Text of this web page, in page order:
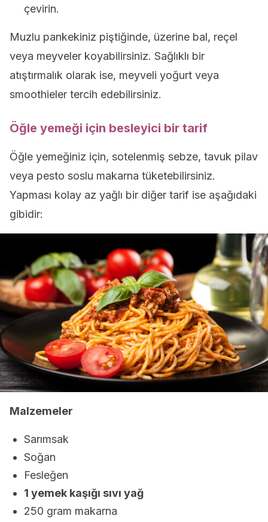
çevirin.
Muzlu pankekiniz piştiğinde, üzerine bal, reçel
veya meyveler koyabilirsiniz. Sağlıklı bir
atıştırmalık olarak ise, meyveli yoğurt veya
smoothieler tercih edebilirsiniz.
Öğle yemeği için besleyici bir tarif
Öğle yemeğiniz için, sotelenmiş sebze, tavuk pilav
veya pesto soslu makarna tüketebilirsiniz.
Yapması kolay az yağlı bir diğer tarif ise aşağıdaki
gibidir:
Malzemeler
Sarımsak
Soğan
Fesleğen
1 yemek kaşığı sıvı yağ
250 gram makarna